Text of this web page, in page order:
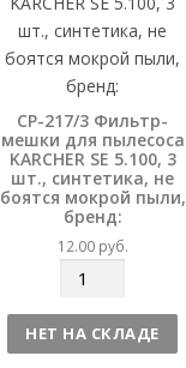
CP-217/3 Фильтр-
мешки для пылесоса
KARCHER SE 5.100, 3
шт., синтетика, не
боятся мокрой пыли,
бренд:
12.00 руб.
л
и
НЕТ НА СКЛАДЕ